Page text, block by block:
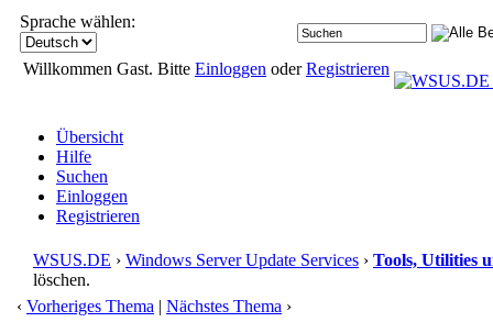
Sprache wählen:
Willkommen Gast. Bitte Einloggen oderRegistrieren
Übersicht
Hilfe
Suchen
Einloggen
Registrieren
WSUS.DE › Windows Server Update Services › Tools, Utilities
löschen.
‹ Vorheriges Thema | Nächstes Thema ›